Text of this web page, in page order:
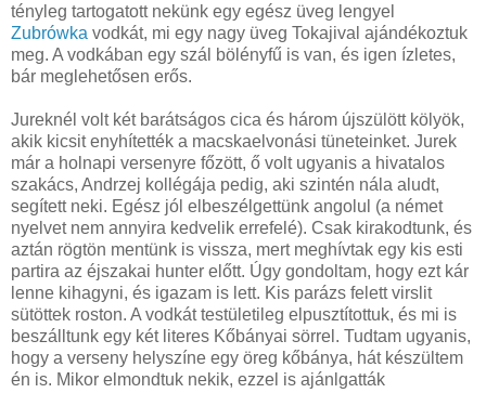
tényleg tartogatott nekünk egy egész üveg lengyel
Zubrówka vodkát, mi egy nagy üveg Tokajival ajándékoztuk
meg. A vodkában egy szál bölényfű is van, és igen ízletes,
bár meglehetősen erős.
Jureknél volt két barátságos cica és három újszülött kölyök,
akik kicsit enyhítették a macskaelvonási tüneteinket. Jurek
már a holnapi versenyre főzött, ő volt ugyanis a hivatalos
szakács, Andrzej kollégája pedig, aki szintén nála aludt,
segített neki. Egész jól elbeszélgettünk angolul (a német
nyelvet nem annyira kedvelik errefelé). Csak kirakodtunk, és
aztán rögtön mentünk is vissza, mert meghívtak egy kis esti
partira az éjszakai hunter előtt. Úgy gondoltam, hogy ezt kár
lenne kihagyni, és igazam is lett. Kis parázs felett virslit
sütöttek roston. A vodkát testületileg elpusztítottuk, és mi is
beszálltunk egy két literes Kőbányai sörrel. Tudtam ugyanis,
hogy a verseny helyszíne egy öreg kőbánya, hát készültem
én is. Mikor elmondtuk nekik, ezzel is ajánlgatták